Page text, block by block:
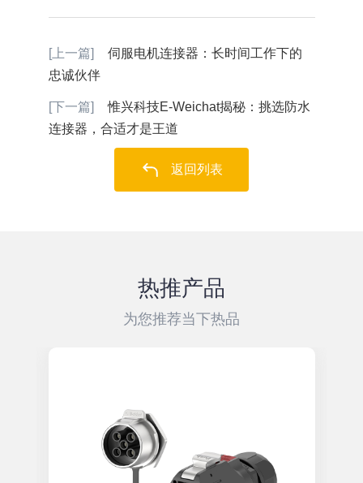
[上一篇]
伺服电机连接器：长时间工作下的
忠诚伙伴
[下一篇]
惟兴科技E-Weichat揭秘：挑选防水
连接器，合适才是王道
返回列表
热推产品
为您推荐当下热品